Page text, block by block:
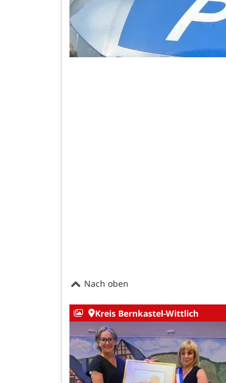
Nach oben
Kreis Bernkastel-Wittlich